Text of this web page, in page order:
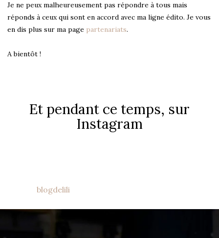
Je ne peux malheureusement pas répondre à tous mais
réponds à ceux qui sont en accord avec ma ligne édito. Je vous
en dis plus sur ma page partenariats.
A bientôt !
Et pendant ce temps, sur
Instagram
blogdelili